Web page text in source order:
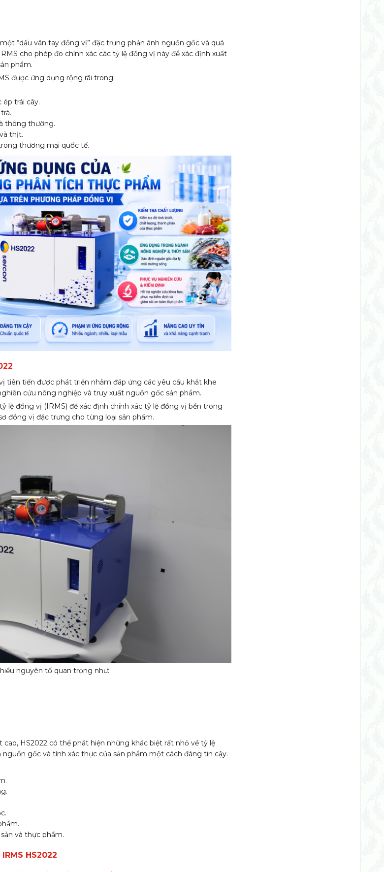
“dấu vân tay đồng vị” đặc trưng phản ánh nguồn gốc và quá
cho phép đo chính xác các tỷ lệ đồng vị này để xác định xuất
phẩm.
được ứng dụng rộng rãi trong:
trái cây.
thông thường.
thịt.
thương mại quốc tế.
tiên tiến được phát triển nhằm đáp ứng các yêu cầu khắt khe
cứu nông nghiệp và truy xuất nguồn gốc sản phẩm.
lệ đồng vị (IRMS) để xác định chính xác tỷ lệ đồng vị bền trong
đồng vị đặc trưng cho từng loại sản phẩm.
nguyên tố quan trọng như:
cao, HS2022 có thể phát hiện những khác biệt rất nhỏ về tỷ lệ
gốc và tính xác thực của sản phẩm một cách đáng tin cậy.
và thực phẩm.
HS2022